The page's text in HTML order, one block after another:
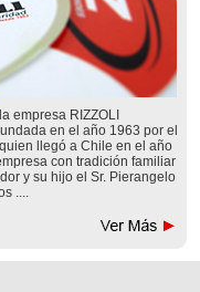
empresa RIZZOLI
en el año 1963 por el
llegó a Chile en el año
con tradición familiar
y su hijo el Sr. Pierangelo
....